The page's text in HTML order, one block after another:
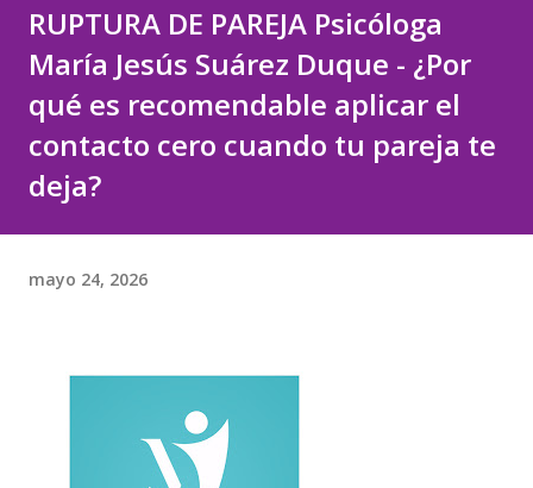
RUPTURA DE PAREJA Psicóloga
María Jesús Suárez Duque - ¿Por
qué es recomendable aplicar el
contacto cero cuando tu pareja te
deja?
mayo 24, 2026